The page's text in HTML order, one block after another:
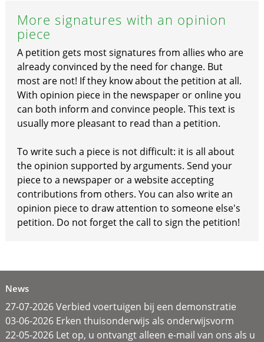
More signatures with an opinion
piece
A petition gets most signatures from allies who are
already convinced by the need for change. But
most are not! If they know about the petition at all.
With opinion piece in the newspaper or online you
can both inform and convince people. This text is
usually more pleasant to read than a petition.
To write such a piece is not difficult: it is all about
the opinion supported by arguments. Send your
piece to a newspaper or a website accepting
contributions from others. You can also write an
opinion piece to draw attention to someone else's
petition. Do not forget the call to sign the petition!
News
27-07-2026 Verbied voertuigen bij een demonstratie
03-06-2026 Erken thuisonderwijs als onderwijsvorm
22-05-2026 Let op, u ontvangt alleen e-mail van ons als u